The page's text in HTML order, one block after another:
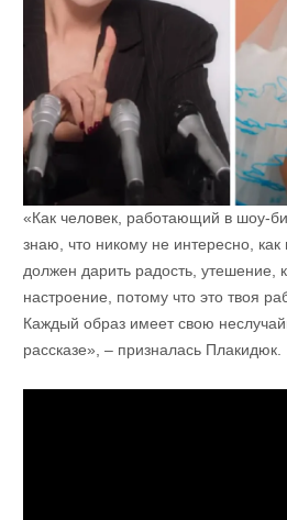
«Как человек, работающий в шоу-
знаю, что никому не интересно,
должен дарить радость, утешение,
настроение, потому что это твоя
Каждый образ имеет свою
рассказе», – призналась Плакидюк.